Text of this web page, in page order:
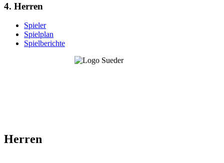
4. Herren
Spieler
Spielplan
Spielberichte
Herren